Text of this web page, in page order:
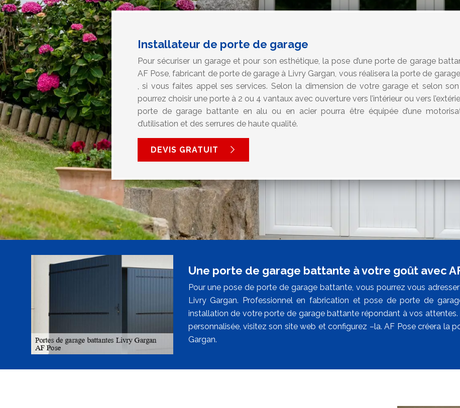
Installateur de porte de garage
Pour sécuriser un garage et pour son esthétique, la pose d’une porte de garage
AF Pose, fabricant de porte de garage à Livry Gargan, vous réalisera la porte de
, si vous faites appel ses services. Selon la dimension de votre garage et selon
pourrez choisir une porte à 2 ou 4 vantaux avec ouverture vers l’intérieur ou vers
porte de garage battante en alu ou en acier pourra être équipée d’une
d’utilisation et des serrures de haute qualité.
DEVIS GRATUIT
Une porte de garage battante à votre goût avec
Pour une pose de porte de garage battante, vous pourrez vous
Livry Gargan. Professionnel en fabrication et pose de porte de
installation de votre porte de garage battante répondant à vos
personnalisée, visitez son site web et configurez –la. AF Pose créera la
Gargan.